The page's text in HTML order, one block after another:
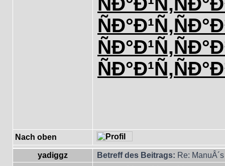
ÑÐ°Ð¹Ñ‚
ÑÐ°Ð¹Ñ‚
ÑÐ°Ð¹Ñ‚
Nach oben
yadiggz Betreff des Beitrags: Re: